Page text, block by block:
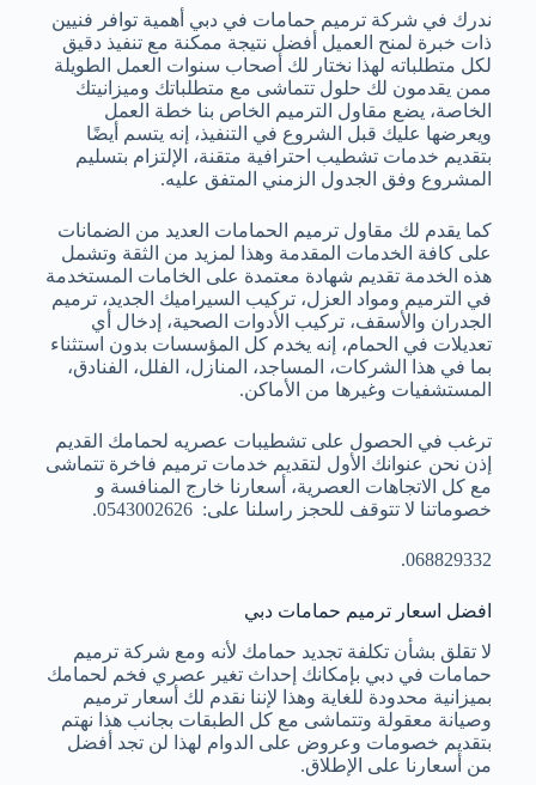
ندرك في شركة ترميم حمامات في دبي أهمية توافر فنيين
ذات خبرة لمنح العميل أفضل نتيجة ممكنة مع تنفيذ دقيق
لكل متطلباته لهذا نختار لك أصحاب سنوات العمل الطويلة
ممن يقدمون لك حلول تتماشى مع متطلباتك وميزانيتك
الخاصة، يضع مقاول الترميم الخاص بنا خطة العمل
ويعرضها عليك قبل الشروع في التنفيذ، إنه يتسم أيضًا
بتقديم خدمات تشطيب احترافية متقنة، الإلتزام بتسليم
المشروع وفق الجدول الزمني المتفق عليه.
كما يقدم لك مقاول ترميم الحمامات العديد من الضمانات
على كافة الخدمات المقدمة وهذا لمزيد من الثقة وتشمل
هذه الخدمة تقديم شهادة معتمدة على الخامات المستخدمة
في الترميم ومواد العزل، تركيب السيراميك الجديد، ترميم
الجدران والأسقف، تركيب الأدوات الصحية، إدخال أي
تعديلات في الحمام، إنه يخدم كل المؤسسات بدون استثناء
بما في هذا الشركات، المساجد، المنازل، الفلل، الفنادق،
المستشفيات وغيرها من الأماكن.
ترغب في الحصول على تشطيبات عصريه لحمامك القديم
إذن نحن عنوانك الأول لتقديم خدمات ترميم فاخرة تتماشى
مع كل الاتجاهات العصرية، أسعارنا خارج المنافسة و
خصوماتنا لا تتوقف للحجز راسلنا على: 0543002626.
068829332.
افضل اسعار ترميم حمامات دبي
لا تقلق بشأن تكلفة تجديد حمامك لأنه ومع شركة ترميم
حمامات في دبي بإمكانك إحداث تغير عصري فخم لحمامك
بميزانية محدودة للغاية وهذا لإننا نقدم لك أسعار ترميم
وصيانة معقولة وتتماشى مع كل الطبقات بجانب هذا نهتم
بتقديم خصومات وعروض على الدوام لهذا لن تجد أفضل
من أسعارنا على الإطلاق.